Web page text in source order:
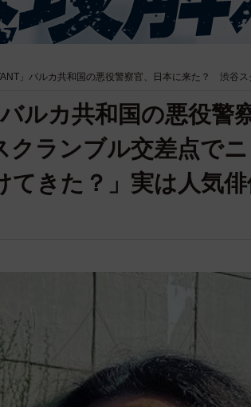
」バルカ共和国の悪役警察官、日本に来た？ 渋谷
バルカ共和国の悪役警
ランブル交差点で
てきた？」実は人気